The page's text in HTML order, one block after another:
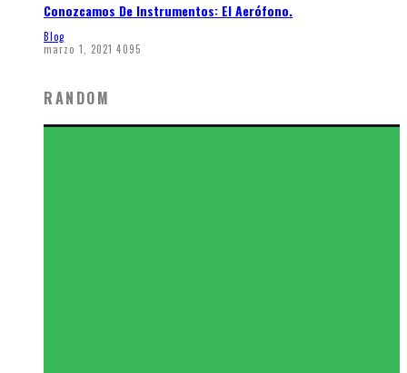
Conozcamos De Instrumentos: El Aerófono.
Blog
marzo 1, 2021 4095
RANDOM